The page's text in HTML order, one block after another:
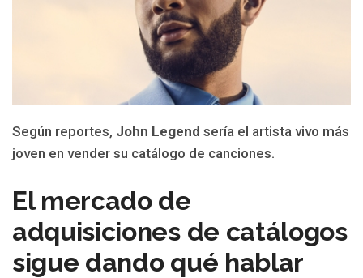
Según reportes, John Legend sería el artista vivo más
joven en vender su catálogo de canciones.
El mercado de
adquisiciones de catálogos
sigue dando qué hablar